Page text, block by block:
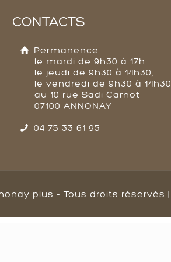
CONTACTS
Permanence
le mardi de 9h30 à 17h
le jeudi de 9h30 à 14h30,
le vendredi de 9h30 à 14h30
au 10 rue Sadi Carnot
07100 ANNONAY
04 75 33 61 95
plus - Tous droits réservés |